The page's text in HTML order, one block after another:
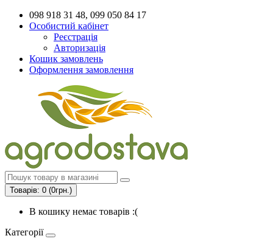
098 918 31 48, 099 050 84 17
Особистий кабінет
Реєстрація
Авторизація
Кошик замовлень
Оформлення замовлення
Товарів: 0 (0грн.)
В кошику немає товарів :(
Категорії